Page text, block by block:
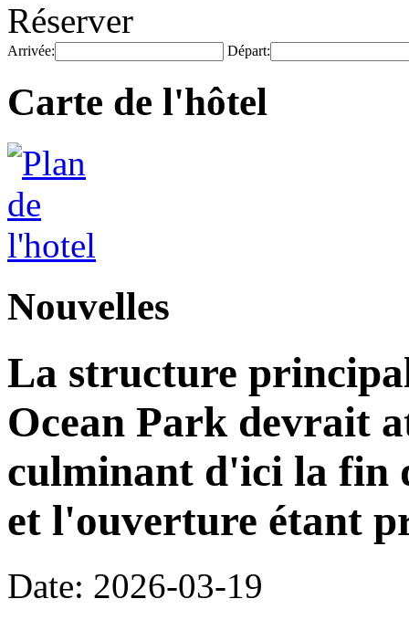
Réserver
Arrivée: Départ:
Carte de l'hôtel
Nouvelles
La structure
Ocean Park devrait
culminant d'ici la fin
et l'ouverture étant
Date: 2026-03-19